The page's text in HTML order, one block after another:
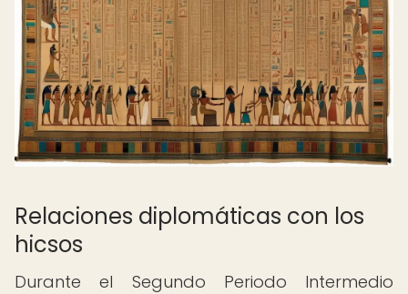
Relaciones diplomáticas con los
hicsos
Durante el Segundo Periodo Intermedio